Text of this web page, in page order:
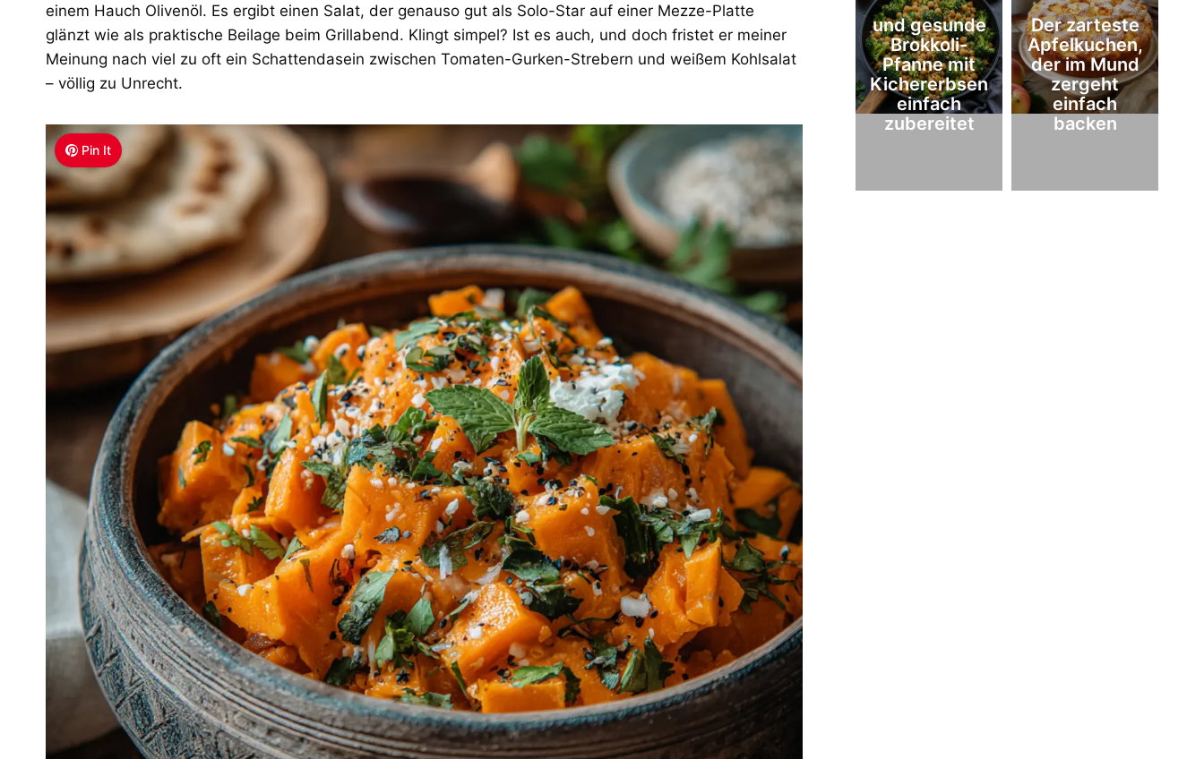
einem Hauch Olivenöl. Es ergibt einen Salat, der genauso gut als Solo-Star auf einer Mezze-Platte
glänzt wie als praktische Beilage beim Grillabend. Klingt simpel? Ist es auch, und doch fristet er meiner
Meinung nach viel zu oft ein Schattendasein zwischen Tomaten-Gurken-Strebern und weißem Kohlsalat
– völlig zu Unrecht.
Pin It
und gesunde
Brokkoli-
Pfanne mit
Kichererbsen
einfach
zubereitet
Der zarteste
Apfelkuchen,
der im Mund
zergeht
einfach
backen